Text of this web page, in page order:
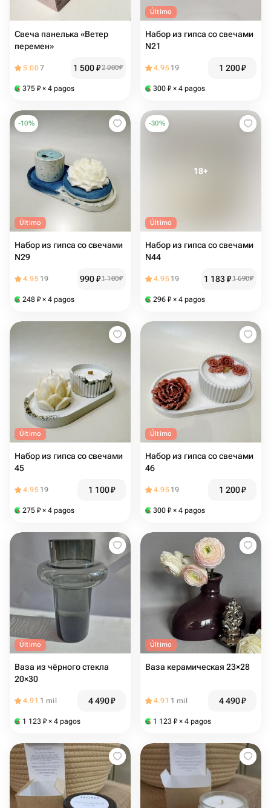
Свеча панелька «Ветер
перемен»
5.007 1 500₽2 000₽
375 ₽ × 4 pagos
Último
Набор из гипса со свечами
N21
4.95 19 1 200₽
300 ₽ × 4 pagos
-10%
Último
Набор из гипса со свечами
N29
4.95 19 990₽1 100₽
248 ₽ × 4 pagos
-30%
Último
Набор из гипса со свечами
N44
4.95 19 1 183₽1 690₽
296 ₽ × 4 pagos
Último
Набор из гипса со свечами
45
4.95 19 1 100₽
275 ₽ × 4 pagos
Último
Набор из гипса со свечами
46
4.95 19 1 200₽
300 ₽ × 4 pagos
Último
Ваза из чёрного стекла
20×30
4.91 1 mil 4 490₽
1 123 ₽ × 4 pagos
Último
Ваза керамическая 23×28
4.91 1 mil 4 490₽
1 123 ₽ × 4 pagos